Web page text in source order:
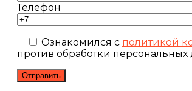
Телефон
Ознакомился с политикой
против обработки персональных